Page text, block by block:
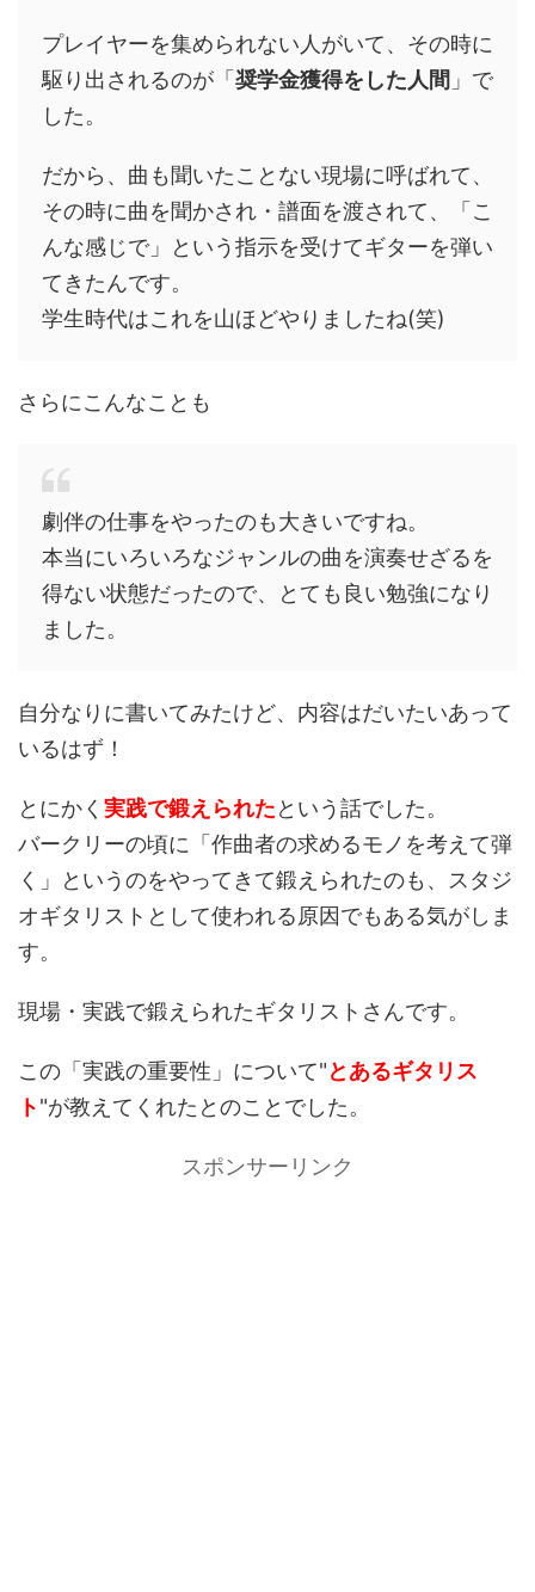
プレイヤーを集められない人がいて、その時に
駆り出されるのが「 奨学金獲得をした人間 」で
した。
だから、曲も聞いたことない現場に呼ばれて、
その時に曲を聞かされ・譜面を渡されて、「こ
んな感じで」という指示を受けてギターを弾い
てきたんです。
学生時代はこれを山ほどやりましたね(笑)
さらにこんなことも
劇伴の仕事をやったのも大きいですね。
本当にいろいろなジャンルの曲を演奏せざるを
得ない状態だったので、とても良い勉強になり
ました。
自分なりに書いてみたけど、内容はだいたいあって
いるはず！
とにかく 実践で鍛えられたという話でした。
バークリーの頃に「作曲者の求めるモノを考えて弾
く」というのをやってきて鍛えられたのも、スタジ
オギタリストとして使われる原因でもある気がしま
す。
現場・実践で鍛えられたギタリストさんです。
この「実践の重要性」について"とあるギタリス
ト"が教えてくれたとのことでした。
スポンサーリンク